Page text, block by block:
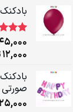
امتیاز
1
12,000